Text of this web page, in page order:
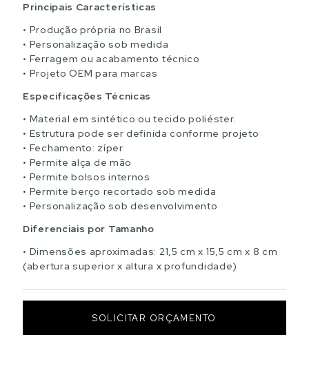
Principais Características
Produção própria no Brasil
Personalização sob medida
Ferragem ou acabamento técnico
Projeto OEM para marcas
Especificações Técnicas
Material em sintético ou tecido poliéster.
Estrutura pode ser definida conforme projeto
Fechamento: zíper
Permite alça de mão
Permite bolsos internos
Permite berço recortado sob medida
Personalização sob desenvolvimento
Diferenciais por Tamanho
Dimensões aproximadas: 21,5 cm x 15,5 cm x 8 cm
(abertura superior x altura x profundidade)
SOLICITAR ORÇAMENTO